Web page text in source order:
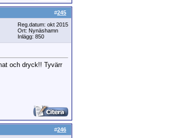
#245
Reg.datum: okt 2015
Ort: Nynäshamn
Inlägg: 850
och dryck!! Tyvärr
#246